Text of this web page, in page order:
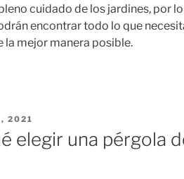
cuidado de los jardines, por
encontrar todo lo que
la mejor manera posible.
2021
elegir una pérgola